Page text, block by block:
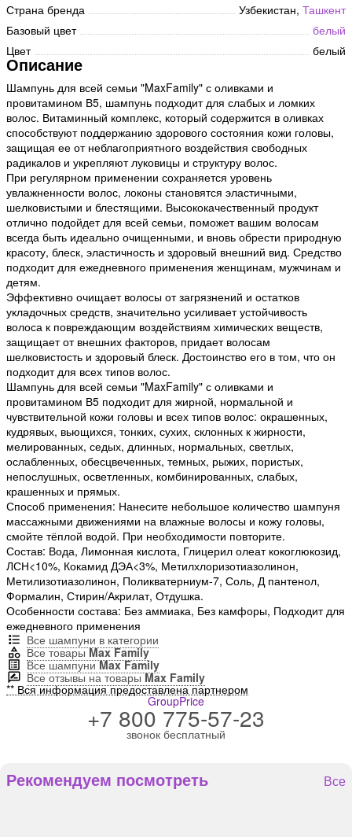
Страна бренда Узбекистан, Ташкент
Базовый цвет
белый
Цвет
белый
Описание
Шампунь для всей семьи "MaxFamily" с оливками и
провитамином В5, шампунь подходит для слабых и ломких
волос. Витаминный комплекс, который содержится в оливках
способствуют поддержанию здорового состояния кожи головы,
защищая ее от неблагоприятного воздействия свободных
радикалов и укрепляют луковицы и структуру волос.
При регулярном применении сохраняется уровень
увлажненности волос, локоны становятся эластичными,
шелковистыми и блестящими. Высококачественный продукт
отлично подойдет для всей семьи, поможет вашим волосам
всегда быть идеально очищенными, и вновь обрести природную
красоту, блеск, эластичность и здоровый внешний вид. Средство
подходит для ежедневного применения женщинам, мужчинам и
детям.
Эффективно очищает волосы от загрязнений и остатков
укладочных средств, значительно усиливает устойчивость
волоса к повреждающим воздействиям химических веществ,
защищает от внешних факторов, придает волосам
шелковистость и здоровый блеск. Достоинство его в том, что он
подходит для всех типов волос.
Шампунь для всей семьи "MaxFamily" с оливками и
провитамином В5 подходит для жирной, нормальной и
чувствительной кожи головы и всех типов волос: окрашенных,
кудрявых, вьющихся, тонких, сухих, склонных к жирности,
мелированных, седых, длинных, нормальных, светлых,
ослабленных, обесцвеченных, темных, рыжих, пористых,
непослушных, осветленных, комбинированных, слабых,
крашенных и прямых.
Способ применения: Нанесите небольшое количество шампуня
массажными движениями на влажные волосы и кожу головы,
смойте тёплой водой. При необходимости повторите.
Состав: Вода, Лимонная кислота, Глицерил олеат кокоглюкозид,
ЛСН<10%, Кокамид ДЭА<3%, Метилхлоризотиазолинон,
Метилизотиазолинон, Поликватерниум-7, Соль, Д пантенол,
Формалин, Стирин/Акрилат, Отдушка.
Особенности состава: Без аммиака, Без камфоры, Подходит для
ежедневного применения
Все шампуни в категории
Все товарыMax Family
Все шампуниMax Family
Все отзывы на товарыMax Family
** Вся информация предоставлена партнером
GroupPrice
+7 800 775-57-23
звонок бесплатный
Рекомендуем посмотреть Все